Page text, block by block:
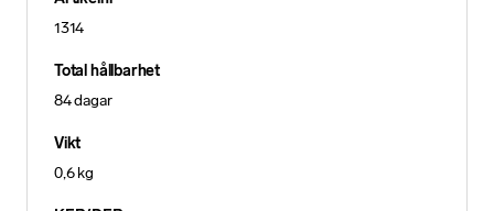
1314
Total hållbarhet
84 dagar
Vikt
0,6 kg